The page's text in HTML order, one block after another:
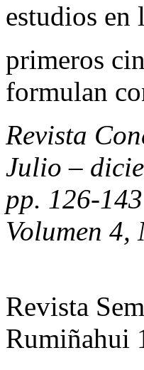
estudios en
primeros
formulan
Revista
Julio –
pp. 126-
Volumen 4,
Revista
Rumiñahui